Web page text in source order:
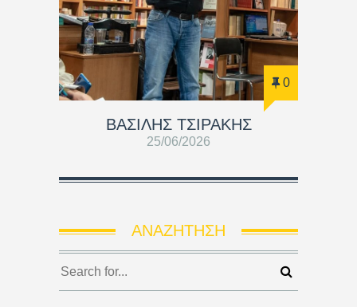
0
ΒΑΣΊΛΗΣ ΤΣΙΡΆΚΗΣ
25/06/2026
ΑΝΑΖΉΤΗΣΗ